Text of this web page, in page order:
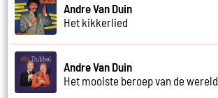
Andre Van Duin
Het kikkerlied
Andre Van Duin
Het mooiste beroep van de wereld